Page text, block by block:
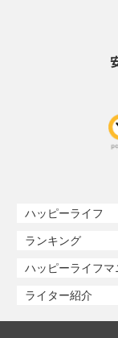
ハッピーライフ
ランキング
ハッピーライフマ
ライター紹介